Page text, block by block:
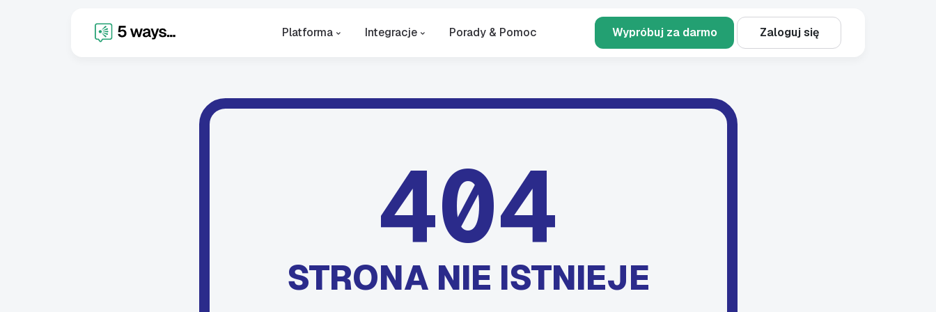
Platforma Integracje Porady & Pomoc Wypróbuj za darmo Zaloguj się
404
STRONA NIE ISTNIEJE